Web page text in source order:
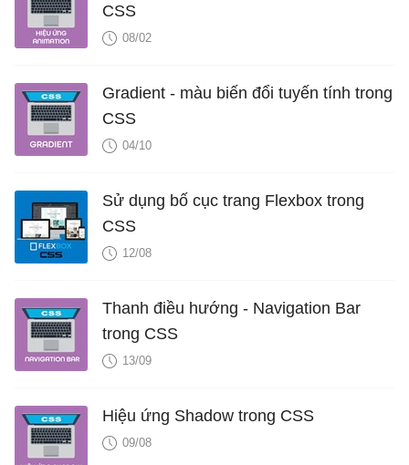
CSS
08/02
Gradient - màu biến đổi tuyến tính trong
CSS
04/10
Sử dụng bố cục trang Flexbox trong
CSS
12/08
Thanh điều hướng - Navigation Bar
trong CSS
13/09
Hiệu ứng Shadow trong CSS
09/08